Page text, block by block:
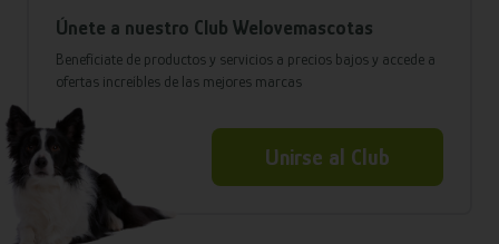
Únete a nuestro Club Welovemascotas
Benefíciate de productos y servicios a precios bajos y accede a
ofertas increíbles de las mejores marcas
Unirse al Club